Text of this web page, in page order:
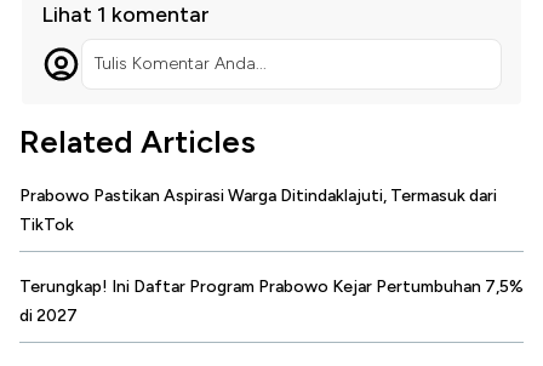
Lihat 1 komentar
Tulis Komentar Anda...
Related Articles
Prabowo Pastikan Aspirasi Warga Ditindaklajuti, Termasuk dari
TikTok
Terungkap! Ini Daftar Program Prabowo Kejar Pertumbuhan 7,5%
di 2027